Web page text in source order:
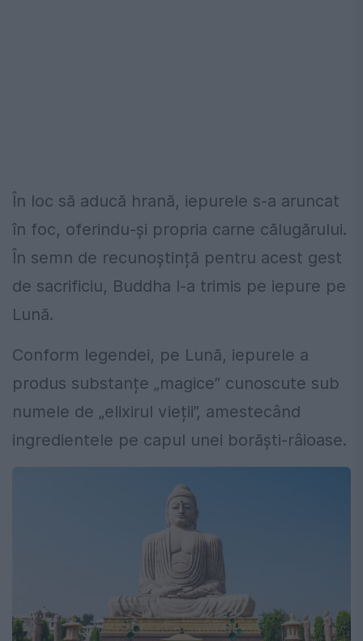
În loc să aducă hrană, iepurele s-a aruncat
în foc, oferindu-și propria carne călugărului.
În semn de recunoștință pentru acest gest
de sacrificiu, Buddha l-a trimis pe iepure pe
Lună.
Conform legendei, pe Lună, iepurele a
produs substanțe „magice” cunoscute sub
numele de „elixirul vieții”, amestecând
ingredientele pe capul unei borăști-râioase.